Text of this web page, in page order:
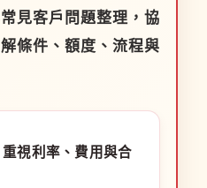
見客戶問題整理，協
條件、額度、流程與
視利率、費用與合